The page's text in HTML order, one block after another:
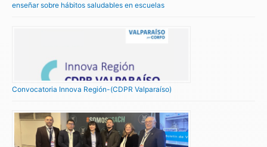
enseñar sobre hábitos saludables en escuelas
Convocatoria Innova Región-(CDPR Valparaíso)